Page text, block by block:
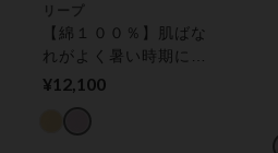
リープ
【綿１００％】肌ばな
れがよく暑い時期にお
すすめ／グランダー
¥12,100